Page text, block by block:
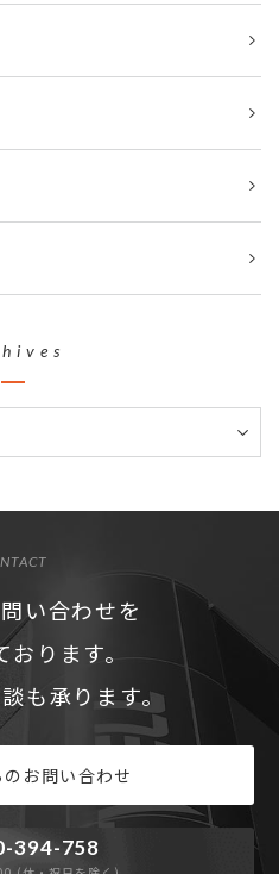
い合わせを
ります。
も承ります。
お問い合わせ
394-758